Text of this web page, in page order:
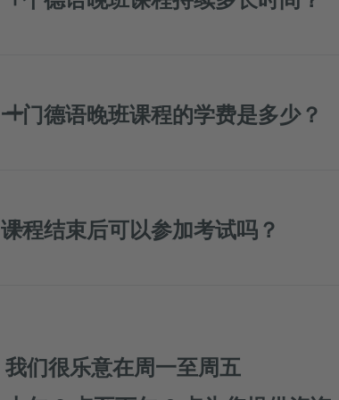
一门德语晚班课程的学费是多少？
课程结束后可以参加考试吗？
我们很乐意在周一至周五